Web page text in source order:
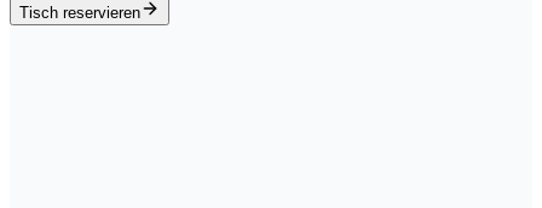
Tisch reservieren